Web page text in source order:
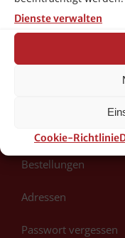
Dienste verwalten
Cookie-Richtlinie
Kundenservice
Bestellungen
Kontodetails
Bestellungen
Adressen
Passwort vergessen